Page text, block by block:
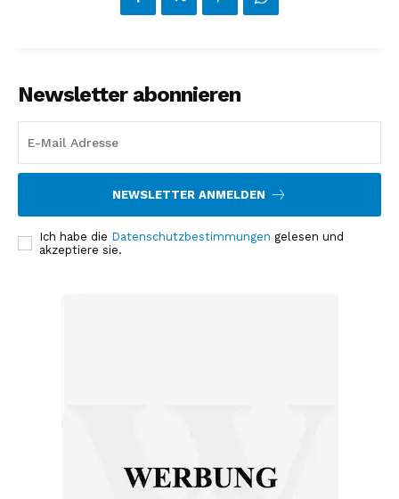
Newsletter abonnieren
NEWSLETTER ANMELDEN
Ich habe die Datenschutzbestimmungen gelesen und
akzeptiere sie.